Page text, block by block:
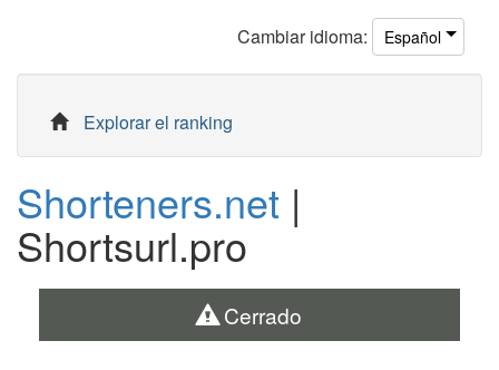
Cambiar idioma: Español
Explorar el ranking
Shorteners.net |
Shortsurl.pro
Cerrado